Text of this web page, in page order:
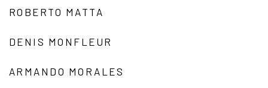
ROBERTO MATTA
DENIS MONFLEUR
ARMANDO MORALES